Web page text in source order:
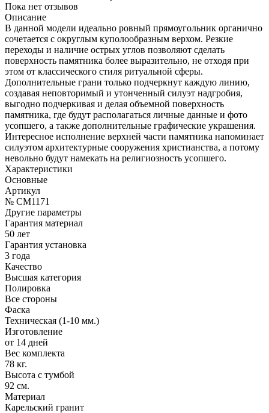
Пока нет отзывов
Описание
В данной модели идеально ровный прямоугольник органично
сочетается с округлым куполообразным верхом. Резкие
переходы и наличие острых углов позволяют сделать
поверхность памятника более выразительно, не отходя при
этом от классического стиля ритуальной сферы.
Дополнительные грани только подчеркнут каждую линию,
создавая неповторимый и утонченный силуэт надгробия,
выгодно подчеркивая и делая объемной поверхность
памятника, где будут располагаться личные данные и фото
усопшего, а также дополнительные графические украшения.
Интересное исполнение верхней части памятника напоминает
силуэтом архитектурные сооружения христианства, а потому
невольно будут намекать на религиозность усопшего.
Характеристики
Основные
Артикул
№ CM1171
Другие параметры
Гарантия материал
50 лет
Гарантия установка
3 года
Качество
Высшая категория
Полировка
Все стороны
Фаска
Техническая (1-10 мм.)
Изготовление
от 14 дней
Вес комплекта
78 кг.
Высота с тумбой
92 см.
Материал
Карельский гранит